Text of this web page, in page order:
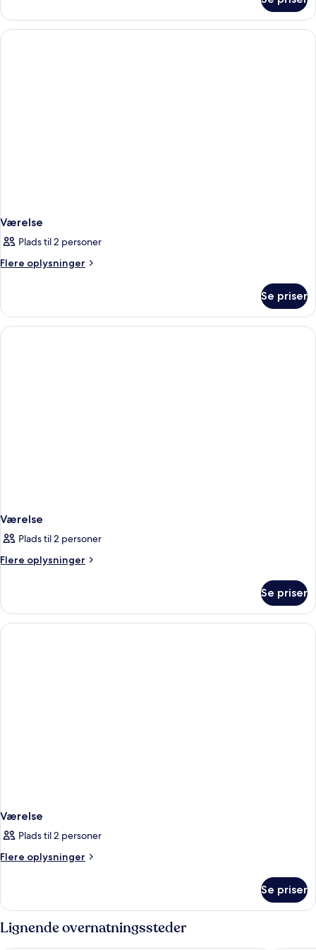
Værelse
Plads til 2 personer
Flere oplysninger
Flere
Se priser
Værelse
Plads til 2 personer
Flere oplysninger
Flere
Se priser
Værelse
Plads til 2 personer
Flere oplysninger
Flere
Se priser
Lignende overnatningssteder